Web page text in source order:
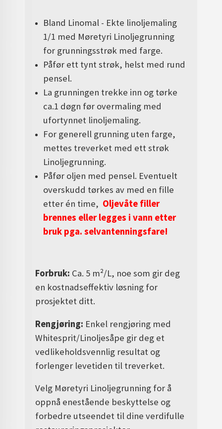
Bland Linomal - Ekte linoljemaling
1/1 med Møretyri Linoljegrunning
for grunningsstrøk med farge.
Påfør ett tynt strøk, helst med rund
pensel.
La grunningen trekke inn og tørke
ca.1 døgn før overmaling med
ufortynnet linoljemaling.
For generell grunning uten farge,
mettes treverket med ett strøk
Linoljegrunning.
Påfør oljen med pensel. Eventuelt
overskudd tørkes av med en fille
etter én time, Oljevåte filler
brennes eller legges i vann etter
bruk pga. selvantenningsfare!
Forbruk: Ca. 5 m²/L, noe som gir deg
en kostnadseffektiv løsning for
prosjektet ditt.
Rengjøring: Enkel rengjøring med
Whitesprit/Linoljesåpe gir deg et
vedlikeholdsvennlig resultat og
forlenger levetiden til treverket.
Velg Møretyri Linoljegrunning for å
oppnå enestående beskyttelse og
forbedre utseendet til dine verdifulle